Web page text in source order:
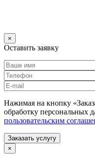
×
Оставить заявку
Нажимая на кнопку
обработку персональных
пользовательским
Заказать услугу
×